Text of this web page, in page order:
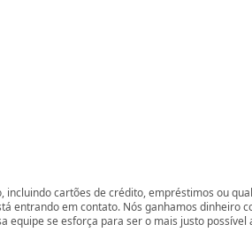
cartões de crédito, empréstimos ou
entrando em contato. Nós ganhamos dinheiro
equipe se esforça para ser o mais justo